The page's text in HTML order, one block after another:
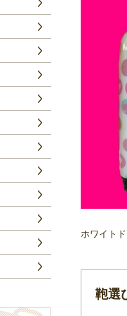
ホワイ
鞄選